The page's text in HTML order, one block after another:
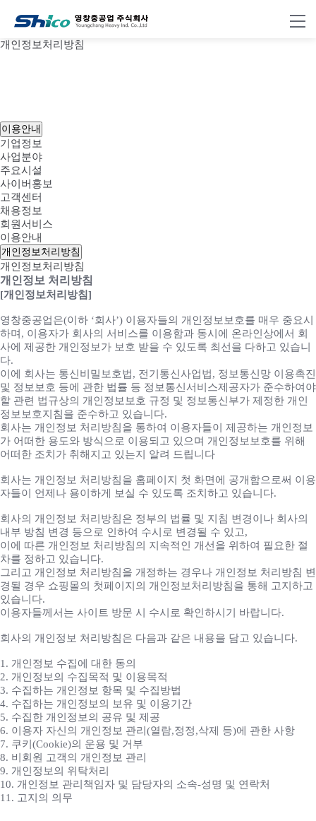
개인정보처리방침
이용안내
기업정보
사업분야
주요시설
사이버홍보
고객센터
채용정보
회원서비스
이용안내
개인정보처리방침
개인정보처리방침
개인정보 처리방침
[개인정보처리방침]
영창중공업은(이하 ‘회사’) 이용자들의 개인정보보호를 매우 중요시
하며, 이용자가 회사의 서비스를 이용함과 동시에 온라인상에서 회
사에 제공한 개인정보가 보호 받을 수 있도록 최선을 다하고 있습니
다.
이에 회사는 통신비밀보호법, 전기통신사업법, 정보통신망 이용촉진
및 정보보호 등에 관한 법률 등 정보통신서비스제공자가 준수하여야
할 관련 법규상의 개인정보보호 규정 및 정보통신부가 제정한 개인
정보보호지침을 준수하고 있습니다.
회사는 개인정보 처리방침을 통하여 이용자들이 제공하는 개인정보
가 어떠한 용도와 방식으로 이용되고 있으며 개인정보보호를 위해
어떠한 조치가 취해지고 있는지 알려 드립니다
회사는 개인정보 처리방침을 홈페이지 첫 화면에 공개함으로써 이용
자들이 언제나 용이하게 보실 수 있도록 조치하고 있습니다.
회사의 개인정보 처리방침은 정부의 법률 및 지침 변경이나 회사의
내부 방침 변경 등으로 인하여 수시로 변경될 수 있고,
이에 따른 개인정보 처리방침의 지속적인 개선을 위하여 필요한 절
차를 정하고 있습니다.
그리고 개인정보 처리방침을 개정하는 경우나 개인정보 처리방침 변
경될 경우 쇼핑몰의 첫페이지의 개인정보처리방침을 통해 고지하고
있습니다.
이용자들께서는 사이트 방문 시 수시로 확인하시기 바랍니다.
회사의 개인정보 처리방침은 다음과 같은 내용을 담고 있습니다.
1. 개인정보 수집에 대한 동의
2. 개인정보의 수집목적 및 이용목적
3. 수집하는 개인정보 항목 및 수집방법
4. 수집하는 개인정보의 보유 및 이용기간
5. 수집한 개인정보의 공유 및 제공
6. 이용자 자신의 개인정보 관리(열람,정정,삭제 등)에 관한 사항
7. 쿠키(Cookie)의 운용 및 거부
8. 비회원 고객의 개인정보 관리
9. 개인정보의 위탁처리
10. 개인정보 관리책임자 및 담당자의 소속-성명 및 연락처
11. 고지의 의무